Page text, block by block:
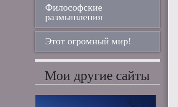
Философские
размышления
Этот огромный мир!
Мои другие сайты